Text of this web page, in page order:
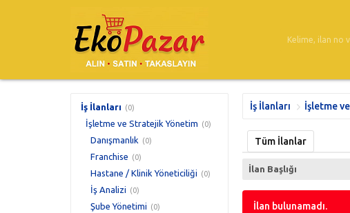
İş İlanları (0)
İşletme ve Stratejik Yönetim (0)
Danışmanlık (0)
Franchise (0)
Hastane / Klinik Yöneticiliği (0)
İş Analizi (0)
Şube Yönetimi (0)
İş İlanları İşletme
Tüm İlanlar
İlan Başlığı
İlan bulunamadı.